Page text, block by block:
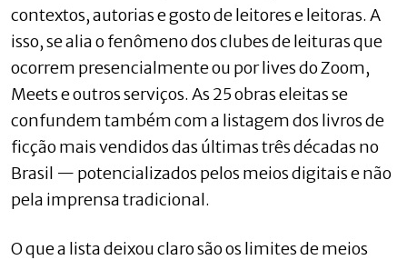
contextos, autorias e gosto de leitores e leitoras. A
isso, se alia o fenômeno dos clubes de leituras que
ocorrem presencialmente ou por lives do Zoom,
Meets e outros serviços. As 25 obras eleitas se
confundem também com a listagem dos livros de
ficção mais vendidos das últimas três décadas no
Brasil — potencializados pelos meios digitais e não
pela imprensa tradicional.
O que a lista deixou claro são os limites de meios